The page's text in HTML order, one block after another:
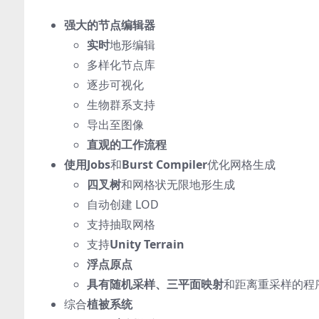
强大的节点编辑器
实时地形编辑
多样化节点库
逐步可视化
生物群系支持
导出至图像
直观的工作流程
使用Jobs和Burst Compiler优化网格生成
四叉树和网格状无限地形生成
自动创建 LOD
支持抽取网格
支持Unity Terrain
浮点原点
具有随机采样、三平面映射和距离重采样的程
综合植被系统